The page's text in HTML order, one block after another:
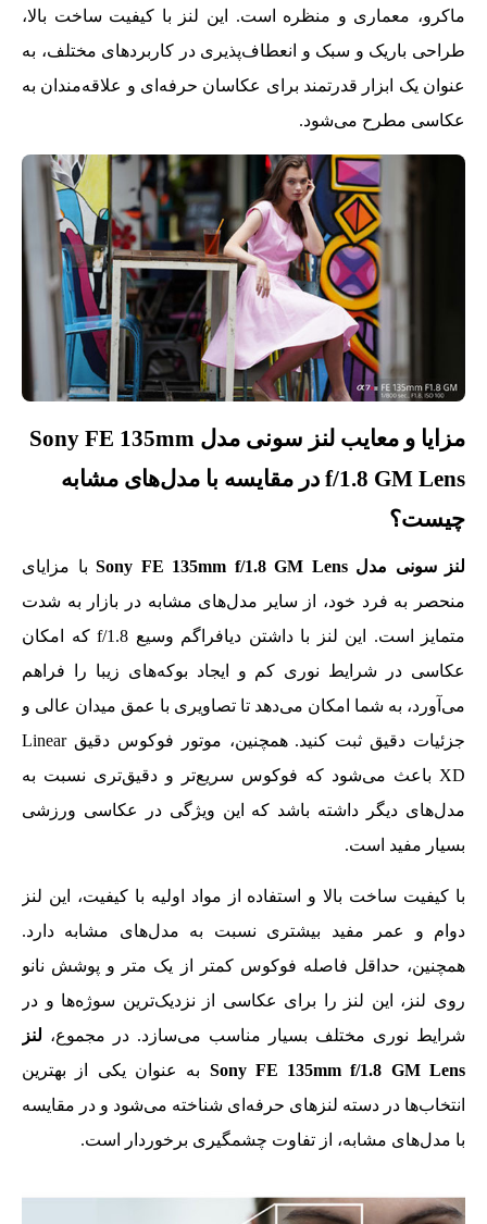
ماکرو، معماری و منظره است. این لنز با کیفیت ساخت بالا،
طراحی باریک و سبک و انعطاف‌پذیری در کاربردهای مختلف، به
عنوان یک ابزار قدرتمند برای عکاسان حرفه‌ای و علاقه‌مندان به
عکاسی مطرح می‌شود.
مزایا و معایب لنز سونی مدل Sony FE 135mm
f/1.8 GM Lens در مقایسه با مدل‌های مشابه
چیست؟
لنز سونی مدل Sony FE 135mm f/1.8 GM Lens
با مزایای
منحصر به فرد خود، از سایر مدل‌های مشابه در بازار به‌ شدت
متمایز است. این لنز با داشتن دیافراگم وسیع f/1.8 که امکان
عکاسی در شرایط نوری کم و ایجاد بوکه‌های زیبا را فراهم
می‌آورد، به شما امکان می‌دهد تا تصاویری با عمق میدان عالی و
جزئیات دقیق ثبت کنید. همچنین، موتور فوکوس دقیق Linear
XD باعث می‌شود که فوکوس سریع‌تر و دقیق‌تری نسبت به
مدل‌های دیگر داشته باشد که این ویژگی در عکاسی ورزشی
بسیار مفید است.
با کیفیت ساخت بالا و استفاده از مواد اولیه با کیفیت، این لنز
دوام و عمر مفید بیشتری نسبت به مدل‌های مشابه دارد.
همچنین، حداقل فاصله فوکوس کمتر از یک متر و پوشش نانو
روی لنز، این لنز را برای عکاسی از نزدیک‌ترین سوژه‌ها و در
شرایط نوری مختلف بسیار مناسب می‌سازد. در مجموع، لنز
Sony FE 135mm f/1.8 GM Lens به عنوان یکی از بهترین
انتخاب‌ها در دسته لنز‌های حرفه‌ای شناخته می‌شود و در مقایسه
با مدل‌های مشابه، از تفاوت چشمگیری برخوردار است.